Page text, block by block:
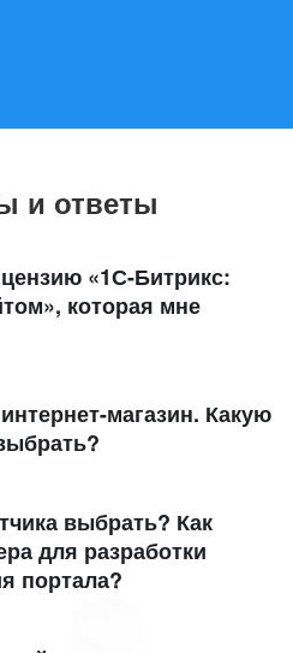
и ответы
«1С-Битрикс:
которая мне
Управление сайтом»
– «Старт», «Стандарт»,
детальную
таблицу
, в которой наглядно
каждой из них.
магазин. Какую
бизнес» ,«Бизнес»
для самых
выбрать? Как
для разработки
портала?